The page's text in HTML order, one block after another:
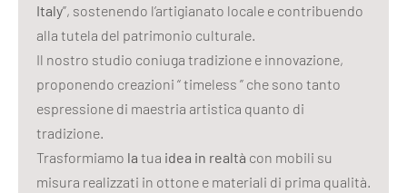
Italy”, sostenendo l’artigianato locale e contribuendo
alla tutela del patrimonio culturale.
Il nostro studio coniuga tradizione e innovazione,
proponendo creazioni “ timeless ” che sono tanto
espressione di maestria artistica quanto di
tradizione.
Trasformiamo la tua idea in realtà con mobili su
misura realizzati in ottone e materiali di prima qualità.